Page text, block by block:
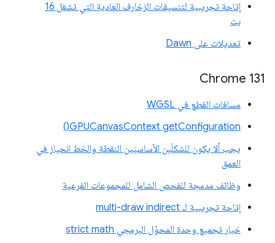
إتاحة تجريبية لتنسيقات الزخارف العادية التي تشغل 16
بت
تعديلات على Dawn
Chrome 131
مسافات القطع في WGSL
‫GPUCanvasContext getConfiguration()
يجب ألا يكون للشكلَين الأساسيَين النقطة والخط انحياز في
العمق
وظائف مدمجة للفحص الشامل للمجموعات الفرعية
إتاحة تجريبية لـ multi-draw indirect
خيار تجميع وحدة المحوّل البرمجي strict math